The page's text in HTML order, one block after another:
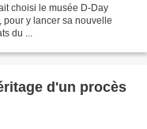
choisi le musée D-Day
pour y lancer sa nouvelle
du ...
d'un procès